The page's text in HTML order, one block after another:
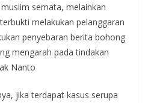
semata, melainkan
melakukan pelanggaran
penyebaran berita bohong
mengarah pada tindakan
Nanto
jika terdapat kasus serupa